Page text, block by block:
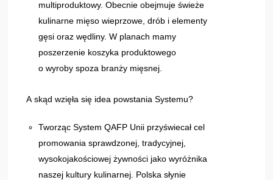
multiproduktowy. Obecnie obejmuje świeże
kulinarne mięso wieprzowe, drób i elementy
gęsi oraz wędliny. W planach mamy
poszerzenie koszyka produktowego
o wyroby spoza branży mięsnej.
A skąd wzięła się idea powstania Systemu?
Tworząc System QAFP Unii przyświecał cel
promowania sprawdzonej, tradycyjnej,
wysokojakościowej żywności jako wyróżnika
naszej kultury kulinarnej. Polska słynie